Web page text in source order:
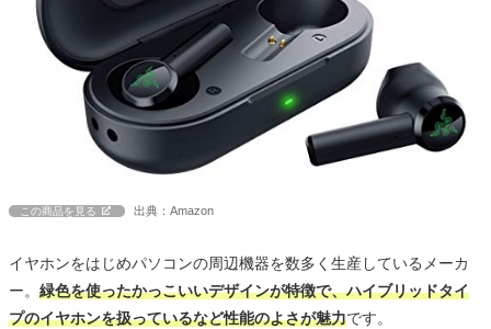
この商品を見る 出典：Amazon
イヤホンをはじめパソコンの周辺機器を数多く生産しているメーカ
ー。 緑色を使ったかっこいいデザインが特徴で、ハイブリッドタイ
プのイヤホンを扱っているなど性能のよさが魅力です。